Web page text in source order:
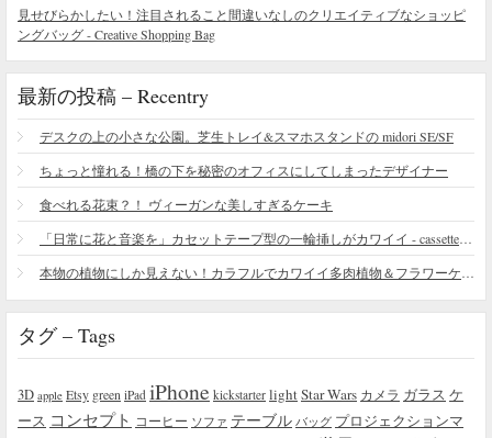
見せびらかしたい！注目されること間違いなしのクリエイティブなショッピ
ングバッグ - Creative Shopping Bag
最新の投稿 – Recentry
デスクの上の小さな公園。芝生トレイ&スマホスタンドの midori SE/SF
ちょっと憧れる！橋の下を秘密のオフィスにしてしまったデザイナー
食べれる花束？！ ヴィーガンな美しすぎるケーキ
タグ – Tags
3D apple Etsy green iPad iPhone kickstarter lightStar Wars カメラ ガラス ケ
ース コンセプト コーヒー ソファ テーブル バッグ プロジェクションマ